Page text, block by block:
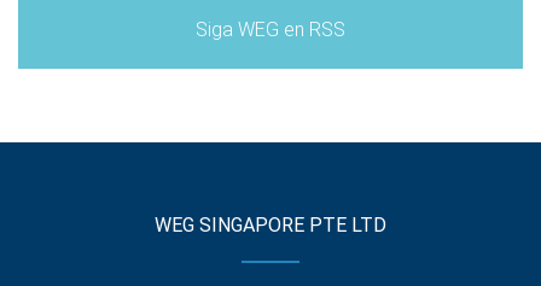
Siga WEG en RSS
WEG SINGAPORE PTE LTD